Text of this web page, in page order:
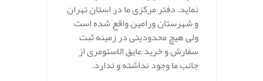
نماید. دفتر مرکزی ما در استان تهران
و شهرستان ورامین واقع شده است
ولی هیچ محدودیتی در زمینه ثبت
سفارش و خرید عایق الاستومری از
جانب ما وجود نداشته و ندارد.